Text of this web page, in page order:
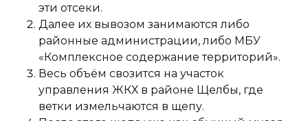
эти отсеки.
Далее их вывозом занимаются либо
районные администрации, либо МБУ
«Комплексное содержание территорий».
Весь объём свозится на участок
управления ЖКХ в районе Щелбы, где
ветки измельчаются в щепу.